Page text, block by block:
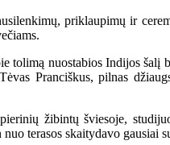
priklaupimų ir
tolimą nuostabios Indijos
Pranciškus, pilnas
žibintų šviesoje,
terasos skaitydavo gausiai